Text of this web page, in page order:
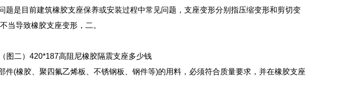
题是目前建筑橡胶支座保养或安装过程中常见问题，支座变形分别指压缩变形和剪切变
当导致橡胶支座变形，二。
（图二）420*187高阻尼橡胶隔震支座多少钱
件(橡胶、聚四氟乙烯板、不锈钢板、钢件等)的用料，必须符合质量要求，并在橡胶支座